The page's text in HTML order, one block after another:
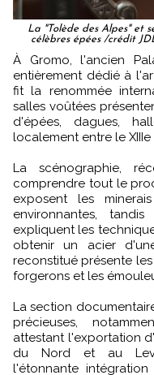
La "Tolède des Alpes" et
célèbres épées /crédit
À Gromo, l'ancien Palazzo Milesi accueille un musée
entièrement dédié à
fit la renommée
salles voûtées
d'épées, dagues,
localement entre le XIIIe
La scénographie,
comprendre tout le
exposent les
environnantes,
expliquent les
obtenir un acier
reconstitué présente
forgerons et les
La section
précieuses,
attestant l'exportation
du Nord et au
l'étonnante